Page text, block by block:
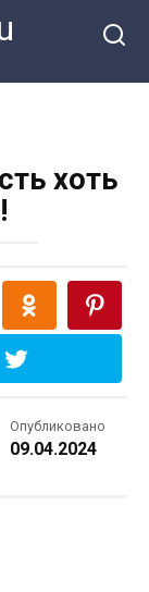
хоть
Опубликовано
09.04.2024